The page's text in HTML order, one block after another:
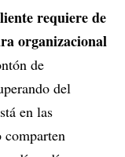
requiere de
organizacional
de
del
en las
comparten